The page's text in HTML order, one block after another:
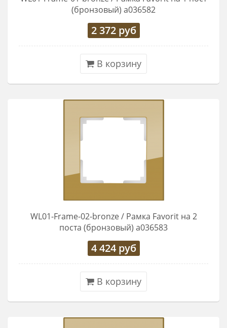
(бронзовый) a036582
2 372руб
В корзину
WL01-Frame-02-bronze / Рамка Favorit на 2
поста (бронзовый) a036583
4 424руб
В корзину